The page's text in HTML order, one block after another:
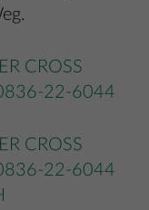
CROSS
22-6044
CROSS
22-6044